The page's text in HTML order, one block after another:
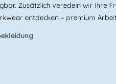
Zusätzlich veredeln wir Ihre
entdecken – premium